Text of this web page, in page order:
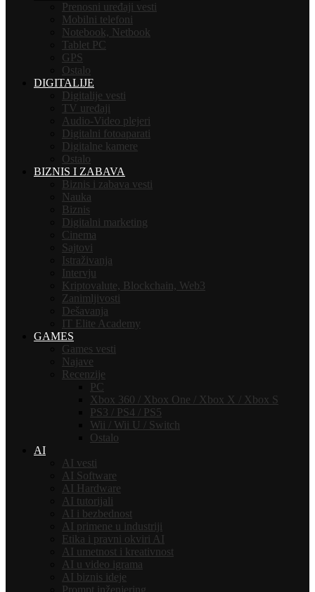
Prenosni uređaji vesti
Mobilni telefoni
Notebook, Netbook
Tablet PC
GPS
Ostalo
DIGITALIJE
Digitalije vesti
TV uređaji
Audio-Video plejeri
Digitalni fotoaparati
Digitalne kamere
Ostalo
BIZNIS I ZABAVA
Biznis i zabava vesti
Nauka
Biznis
Digitalni marketing
Cinema
Sajtovi
Istraživanja
Intervju
Kriptovalute, Blockchain, Web3
Zanimljivosti
Dešavanja
IT Elite Academy
GAMES
Games vesti
Najave
Recenzije
PC
Xbox 360 / Xbox One / Xbox X / Xbox S
PS3 / PS4 / PS5
Wii / Wii U / Switch
Ostalo
AI
AI vesti
AI Software
AI Hardware
AI tutorijali
AI i bezbednost
AI primene u industriji
Etika i pravni okviri AI
AI umetnost i kreativnost
AI u video igrama
AI biznis ideje
Prompt inženjering